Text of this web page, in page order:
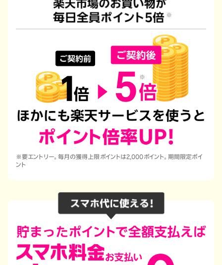
※要エントリー。毎月の獲得上限ポイントは2,000ポイント。期間限定ポイ
ント